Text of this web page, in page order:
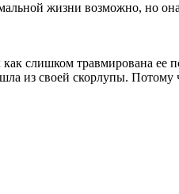
жизни возможно, но
слишком травмирована ее
из своей скорлупы.